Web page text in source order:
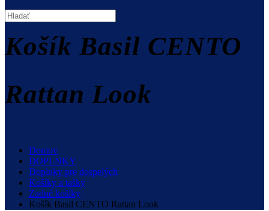
Košík Basil CENTO
Rattan Look
Domov
DOPLNKY
Doplnky pre dospelých
Košíky a tašky
Zadné košíky
Košík Basil CENTO Rattan Look